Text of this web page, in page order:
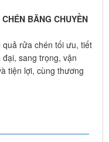
BĂNG CHUYỀN
rửa chén tối ưu, tiết
sang trọng, vận
tiện lợi, cùng thương